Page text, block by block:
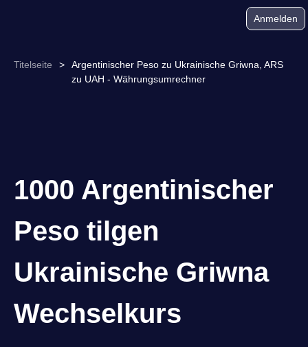
Anmelden
Titelseite >
Argentinischer Peso zu Ukrainische Griwna, ARS
zu UAH - Währungsumrechner
1000 Argentinischer
Peso tilgen
Ukrainische Griwna
Wechselkurs